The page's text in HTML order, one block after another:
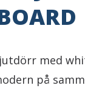
med
på